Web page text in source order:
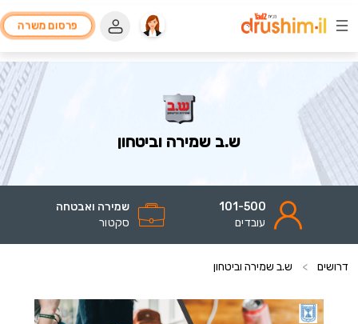
פרסום משרה
ש.ב שמירה וביטחון
101-500
עובדים
שמירה ואבטחה
סקטור
דרושים > ש.ב שמירה וביטחון